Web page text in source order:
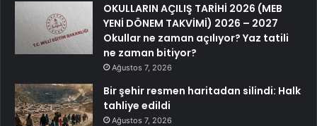
OKULLARIN AÇILIŞ TARİHİ 2026 (MEB
YENİ DÖNEM TAKVİMİ) 2026 – 2027
Okullar ne zaman açılıyor? Yaz tatili
ne zaman bitiyor?
Ağustos 7, 2026
Bir şehir resmen haritadan silindi: Halk
tahliye edildi
Ağustos 7, 2026